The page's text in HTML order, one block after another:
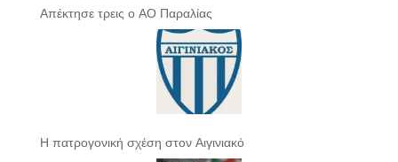
Απέκτησε τρεις ο ΑΟ Παραλίας
Η πατρογονική σχέση στον Αιγινιακό